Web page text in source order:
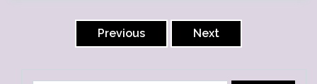
Previous Next